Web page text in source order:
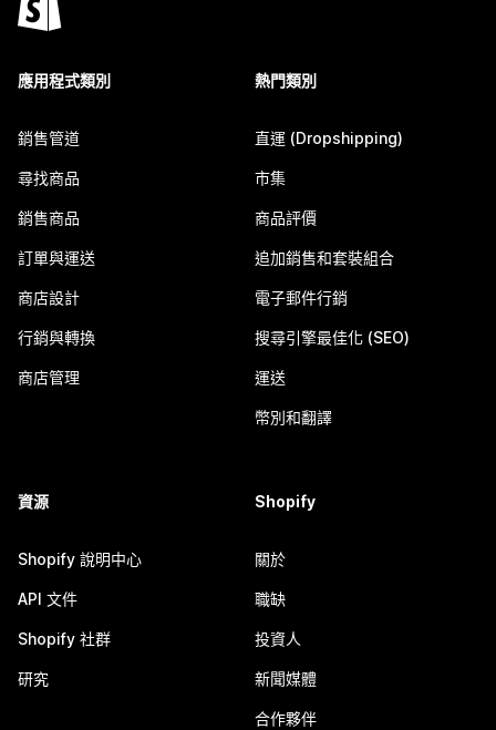
應用程式類別
銷售管道
尋找商品
銷售商品
訂單與運送
商店設計
行銷與轉換
商店管理
熱門類別
直運 (Dropshipping)
市集
商品評價
追加銷售和套裝組合
電子郵件行銷
搜尋引擎最佳化 (SEO)
運送
幣別和翻譯
資源
Shopify 說明中心
API 文件
Shopify 社群
研究
Shopify
關於
職缺
投資人
新聞媒體
合作夥伴